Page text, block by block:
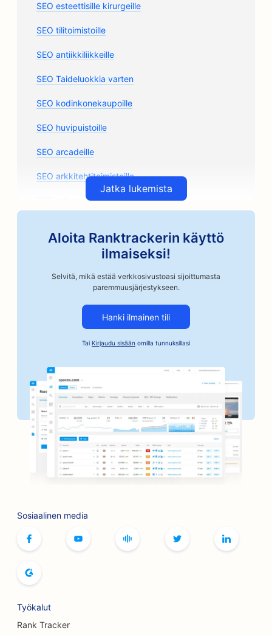
SEO esteettisille kirurgeille
SEO tilitoimistoille
SEO antiikkiliikkeille
SEO Taideluokkia varten
SEO kodinkonekaupoille
SEO huvipuistoille
SEO arcadeille
SEO arkkitehtitoimistoille
SEO artesaanikahvipaahtimoille
SEO autokorjaamoille
SEO autokorjaamoille
SEO takuusitoumusten palveluille
SEO pankeille
SEO leipomoille
SEO parturi-kampaamoille
SEO for BBQ Joints
SEO putiikeille
Botox- ja täyteainepalveluiden
SEO panimoille
SEO rintojen suurennuspalveluille
Jatka lukemista
Aloita Ranktrackerin käyttö
ilmaiseksi!
Selvitä, mikä estää verkkosivustoasi sijoittumasta
paremmuusjärjestykseen.
Hanki ilmainen tili
Tai Kirjaudu sisään omilla tunnuksillasi
Sosiaalinen media
Työkalut
Rank Tracker